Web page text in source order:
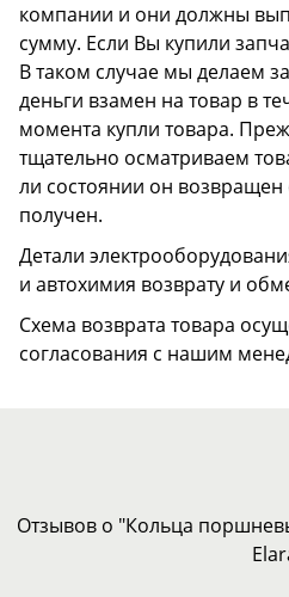
компании и они должны
сумму. Если Вы купили
В таком случае мы делаем
деньги взамен на товар в
момента купли товара.
тщательно осматриваем
ли состоянии он
получен.
Детали
и автохимия возврату и
Схема возврата товара
согласования с нашим
Отзывов о "Кольца